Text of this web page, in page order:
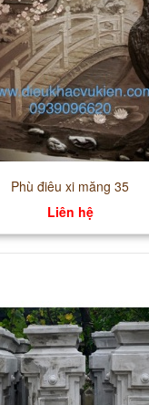
Phù điêu xi măng 35
Liên hệ